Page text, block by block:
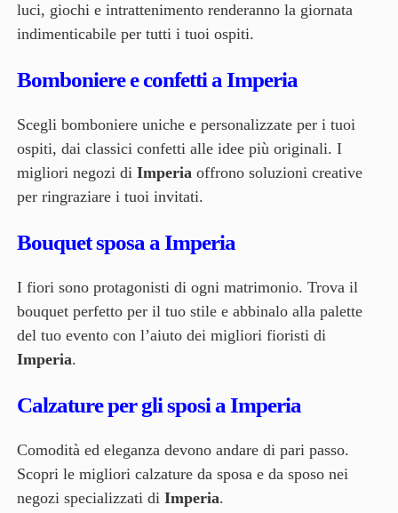
luci, giochi e intrattenimento renderanno la giornata
indimenticabile per tutti i tuoi ospiti.
Bomboniere e confetti a Imperia
Scegli bomboniere uniche e personalizzate per i tuoi
ospiti, dai classici confetti alle idee più originali. I
migliori negozi di Imperiaoffrono soluzioni creative
per ringraziare i tuoi invitati.
Bouquet sposa a Imperia
I fiori sono protagonisti di ogni matrimonio. Trova il
bouquet perfetto per il tuo stile e abbinalo alla palette
del tuo evento con l’aiuto dei migliori fioristi di
Imperia.
Calzature per gli sposi a Imperia
Comodità ed eleganza devono andare di pari passo.
Scopri le migliori calzature da sposa e da sposo nei
negozi specializzati di Imperia.